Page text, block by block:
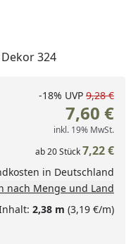
324
-18% UVP 9,28 €
7,60 €
inkl. 19% MwSt.
ab20Stück7,22 €
in Deutschland
nach Menge und Land
2,38 m (3,19 €/m)